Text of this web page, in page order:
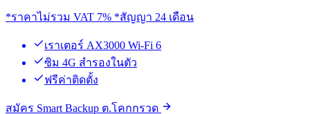
*ราคาไม่รวม VAT 7% *สัญญา 24 เดือน
เราเตอร์ AX3000 Wi-Fi 6
ซิม 4G สำรองในตัว
ฟรีค่าติดตั้ง
สมัคร Smart Backup ต.โคกกรวด